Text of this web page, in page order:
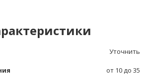
Уточнить
от 10 до 35